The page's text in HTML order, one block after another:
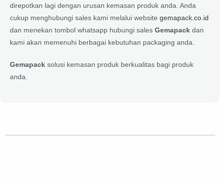
direpotkan lagi dengan urusan kemasan produk anda. Anda
cukup menghubungi sales kami melalui website gemapack.co.id
dan menekan tombol whatsapp hubungi sales Gemapack dan
kami akan memenuhi berbagai kebutuhan packaging anda.
Gemapack solusi kemasan produk berkualitas bagi produk
anda.